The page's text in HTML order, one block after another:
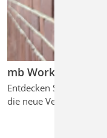
mb WorkSuite 2026
Entdecken Sie die
die neue Version ...